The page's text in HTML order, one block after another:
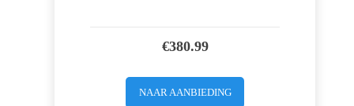
€380.99
NAAR AANBIEDING